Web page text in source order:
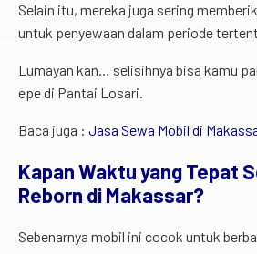
Selain itu, mereka juga sering
untuk penyewaan dalam periode
Lumayan kan… selisihnya bisa kamu
epe di Pantai Losari.
Baca juga : Jasa Sewa Mobil di
KapanWaktuyangTepat
Reborn diMakassar?
Sebenarnya mobil ini cocok untuk